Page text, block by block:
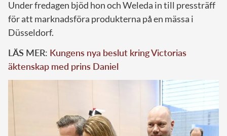
Under fredagen bjöd hon och Weleda in till pressträff
för att marknadsföra produkterna på en mässa i
Düsseldorf.
LÄS MER: Kungens nya beslut kring Victorias
äktenskap med prins Daniel